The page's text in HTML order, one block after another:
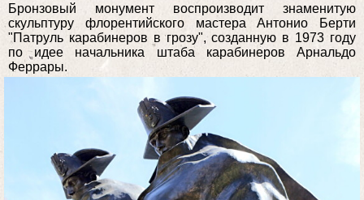
Бронзовый монумент воспроизводит знаменитую
скульптуру флорентийского мастера Антонио Берти
"Патруль карабинеров в грозу", созданную в 1973 году
по идее начальника штаба карабинеров Арнальдо
Феррары.